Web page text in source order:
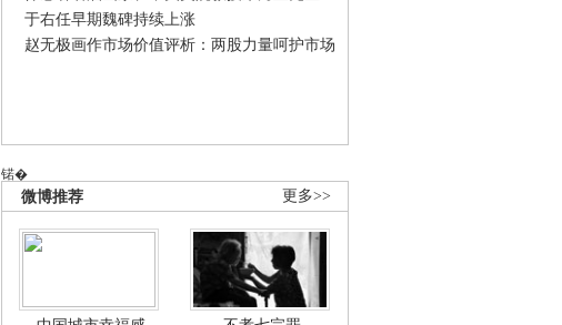
于右任早期魏碑持续上涨
赵无极画作市场价值评析：两股力量呵护市场
锘�
更多>>
微博推荐